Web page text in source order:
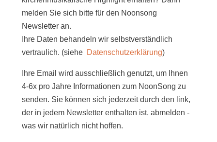
melden Sie sich bitte für den Noonsong
Newsletter an.
Ihre Daten behandeln wir selbstverständlich
vertraulich. (siehe Datenschutzerklärung)
Ihre Email wird ausschließlich genutzt, um Ihnen
4-6x pro Jahre Informationen zum NoonSong zu
senden. Sie können sich jederzeit durch den link,
der in jedem Newsletter enthalten ist, abmelden -
was wir natürlich nicht hoffen.